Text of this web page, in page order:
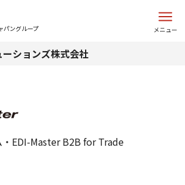
パングループ メニュー
ションズ株式会社
EDI-Master B2B for Trade